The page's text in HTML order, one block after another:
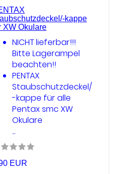
kappe
XW Okulare
NICHT lieferbar!!!
Bitte Lagerampel
beachten!!
PENTAX
Staubschutzdeckel/
-kappe für alle
Pentax smc XW
Okulare
...
EUR